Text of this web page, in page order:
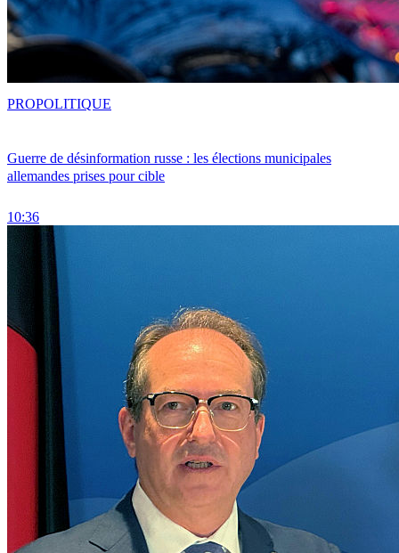
Guerre de désinformation russe : les élections municipales
allemandes prises pour cible
10:36
PROPOLITIQUE